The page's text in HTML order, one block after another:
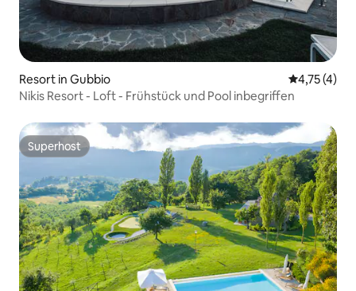
Resort in Gubbio
4,75 (4)
Nikis Resort - Loft - Frühstück und Pool inbegriffen
Superhost
Superhost